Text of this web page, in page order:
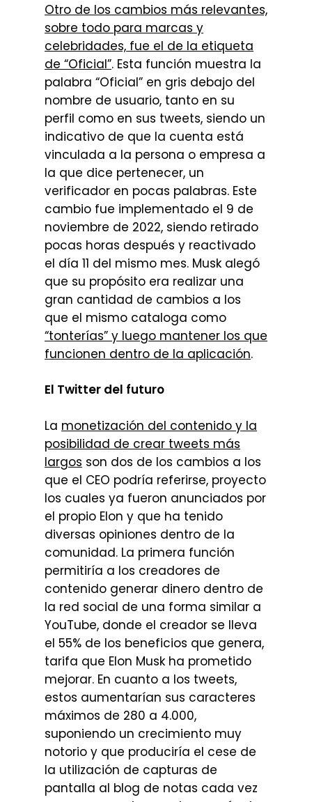
Otro de los cambios más relevantes,
sobre todo para marcas y
celebridades, fue el de la etiqueta
de “Oficial”. Esta función muestra la
palabra “Oficial” en gris debajo del
nombre de usuario, tanto en su
perfil como en sus tweets, siendo un
indicativo de que la cuenta está
vinculada a la persona o empresa a
la que dice pertenecer, un
verificador en pocas palabras. Este
cambio fue implementado el 9 de
noviembre de 2022, siendo retirado
pocas horas después y reactivado
el día 11 del mismo mes. Musk alegó
que su propósito era realizar una
gran cantidad de cambios a los
que el mismo cataloga como
“tonterías” y luego mantener los que
funcionen dentro de la aplicación.
El Twitter del futuro
La monetización del contenido y la
posibilidad de crear tweets más
largos son dos de los cambios a los
que el CEO podría referirse, proyecto
los cuales ya fueron anunciados por
el propio Elon y que ha tenido
diversas opiniones dentro de la
comunidad. La primera función
permitiría a los creadores de
contenido generar dinero dentro de
la red social de una forma similar a
YouTube, donde el creador se lleva
el 55% de los beneficios que genera,
tarifa que Elon Musk ha prometido
mejorar. En cuanto a los tweets,
estos aumentarían sus caracteres
máximos de 280 a 4.000,
suponiendo un crecimiento muy
notorio y que produciría el cese de
la utilización de capturas de
pantalla al blog de notas cada vez